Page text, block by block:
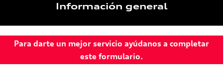
Información general
Para darte un mejor servicio ayúdanos a completar
este formulario.